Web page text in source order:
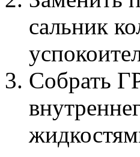
сальник
Собрать